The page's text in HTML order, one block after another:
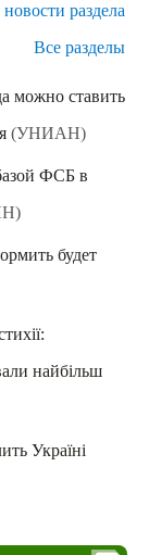
новости раздела
Все разделы
можно ставить
(УНИАН)
ФСБ в
будет
найбільш
Україні